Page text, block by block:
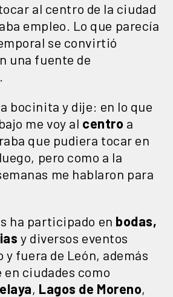
al centro de la ciudad
empleo. Lo que parecía
se convirtió
una fuente de
bocinita y dije: en lo que
me voy al centro a
que pudiera tocar en
pero como a la
me hablaron para
ha participado en bodas,
y diversos eventos
y fuera de León, además
ciudades como
, Lagos de Moreno,